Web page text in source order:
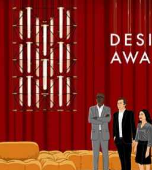
www.designheure.com